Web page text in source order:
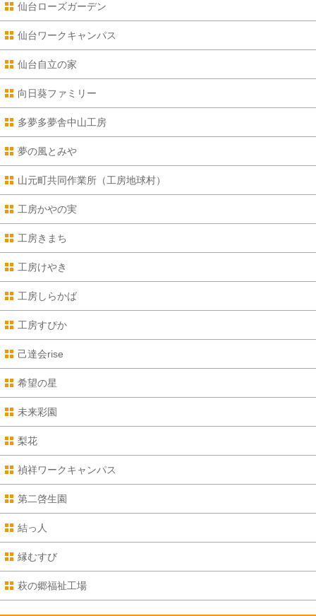
仙台ローズガーデン
仙台ワークキャンパス
仙台自立の家
向日葵ファミリー
多夢多夢舎中山工房
夢の風とみや
山元町共同作業所（工房地球村）
工房かやの実
工房きまち
工房けやき
工房しらかば
工房すぴか
己達会rise
希望の星
未来彩園
梨花
禎祥ワークキャンパス
第二啓生園
結っ人
縁むすび
萩の郷福祉工場